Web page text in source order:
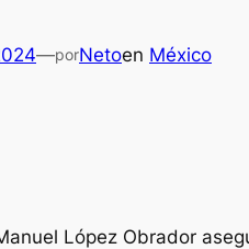
—porNetoen México
López Obrador